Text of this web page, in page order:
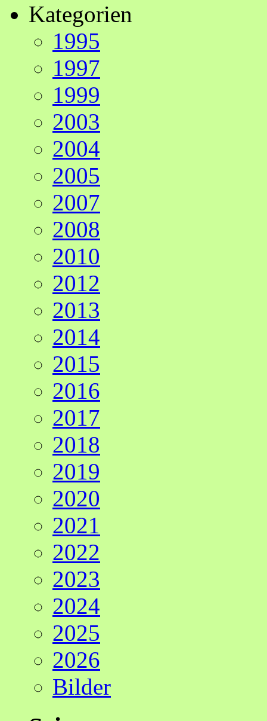
Kategorien
1995
1997
1999
2003
2004
2005
2007
2008
2010
2012
2013
2014
2015
2016
2017
2018
2019
2020
2021
2022
2023
2024
2025
2026
Bilder